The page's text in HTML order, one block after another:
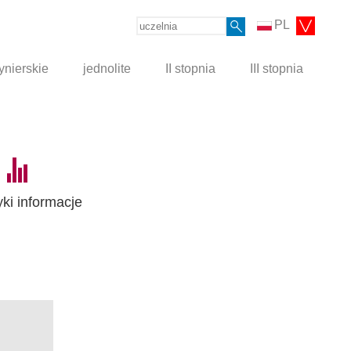
PL
jednolite II stopnia III stopnia
informacje